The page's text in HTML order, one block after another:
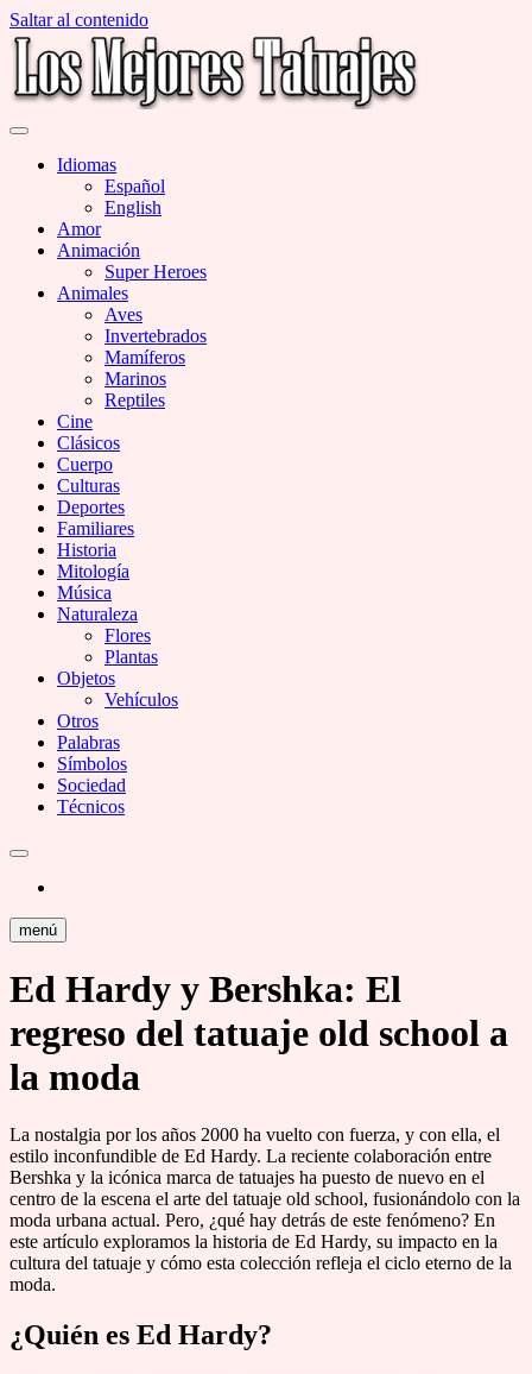
Saltar al contenido
Miles de Imágenes de Tatuajes en Galerías
Idiomas
Español
English
Amor
Animación
Super Heroes
Animales
Aves
Invertebrados
Mamíferos
Marinos
Reptiles
Cine
Clásicos
Cuerpo
Culturas
Deportes
Familiares
Historia
Mitología
Música
Naturaleza
Flores
Plantas
Objetos
Vehículos
Otros
Palabras
Símbolos
Sociedad
Técnicos
menú
Ed Hardy y Bershka: El
regreso del tatuaje old school a
la moda
La nostalgia por los años 2000 ha vuelto con fuerza, y con ella, el
estilo inconfundible de Ed Hardy. La reciente colaboración entre
Bershka y la icónica marca de tatuajes ha puesto de nuevo en el
centro de la escena el arte del tatuaje old school, fusionándolo con la
moda urbana actual. Pero, ¿qué hay detrás de este fenómeno? En
este artículo exploramos la historia de Ed Hardy, su impacto en la
cultura del tatuaje y cómo esta colección refleja el ciclo eterno de la
moda.
¿Quién es Ed Hardy?